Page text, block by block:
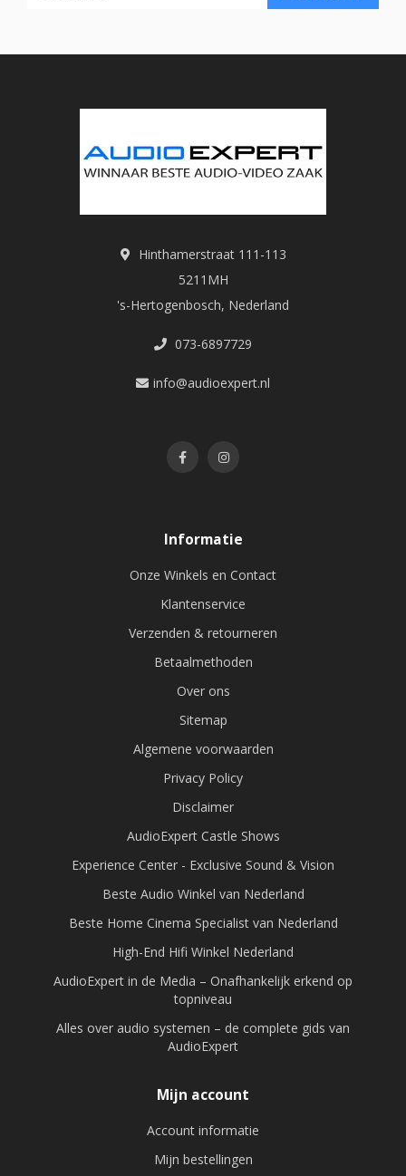
Hinthamerstraat 111-113
5211MH
's-Hertogenbosch, Nederland
073-6897729
info@audioexpert.nl
Informatie
Onze Winkels en Contact
Klantenservice
Verzenden & retourneren
Betaalmethoden
Over ons
Sitemap
Algemene voorwaarden
Privacy Policy
Disclaimer
AudioExpert Castle Shows
Experience Center - Exclusive Sound & Vision
Beste Audio Winkel van Nederland
Beste Home Cinema Specialist van Nederland
High-End Hifi Winkel Nederland
AudioExpert in de Media – Onafhankelijk erkend op
topniveau
Alles over audio systemen – de complete gids van
AudioExpert
Mijn account
Account informatie
Mijn bestellingen